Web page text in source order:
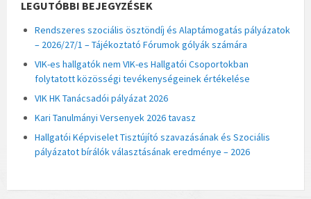
LEGUTÓBBI BEJEGYZÉSEK
Rendszeres szociális ösztöndíj és Alaptámogatás pályázatok
– 2026/27/1 – Tájékoztató Fórumok gólyák számára
VIK-es hallgatók nem VIK-es Hallgatói Csoportokban
folytatott közösségi tevékenységeinek értékelése
VIK HK Tanácsadói pályázat 2026
Kari Tanulmányi Versenyek 2026 tavasz
Hallgatói Képviselet Tisztújító szavazásának és Szociális
pályázatot bírálók választásának eredménye – 2026